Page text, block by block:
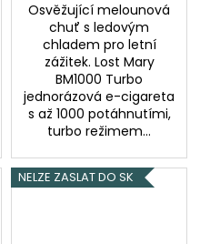
Osvěžující melounová
chuť s ledovým
chladem pro letní
zážitek. Lost Mary
BM1000 Turbo
jednorázová e-cigareta
s až 1000 potáhnutími,
turbo režimem...
NELZE ZASLAT DO SK